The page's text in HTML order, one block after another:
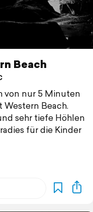
Beach
von nur 5 Minuten
Western Beach.
sehr tiefe Höhlen
für die Kinder